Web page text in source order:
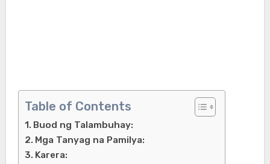
Table of Contents
Buod ng Talambuhay:
Mga Tanyag na Pamilya:
Karera: